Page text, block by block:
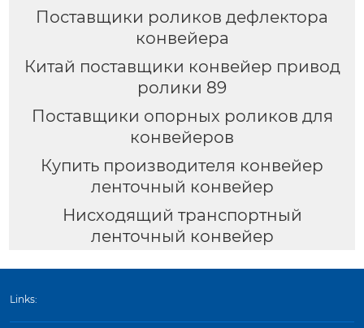
Поставщики роликов дефлектора
конвейера
Китай поставщики конвейер привод
ролики 89
Поставщики опорных роликов для
конвейеров
Купить производителя конвейер
ленточный конвейер
Нисходящий транспортный
ленточный конвейер
Links: